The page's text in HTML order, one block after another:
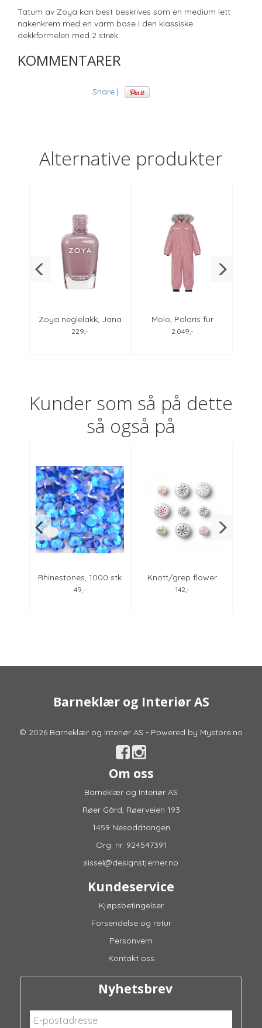
Tatum av Zoya kan best beskrives som en medium lett
nakenkrem med en varm base i den klassiske
dekkformelen med 2 strøk.
KOMMENTARER
Share |
Alternative produkter
Zoya neglelakk, Jana
ZP564
229,-
Molo, Polaris fur
vinterdress velvet rose
2.049,-
Kunder som så på dette
så også på
Rhinestones, 1000 stk
sapphire 4mm
49,-
Knott/grep flower
Anne Black
142,-
Barneklær og Interiør AS
© 2026 Barneklær og Interiør AS - Powered by Mystore.no
Om oss
Barneklær og Interiør AS
Røer Gård, Røerveien 193
1459 Nesoddtangen
Org. nr. 924547391
sissel@designstjerner.no
Kundeservice
Kjøpsbetingelser
Forsendelse og retur
Personvern
Kontakt oss
Nyhetsbrev